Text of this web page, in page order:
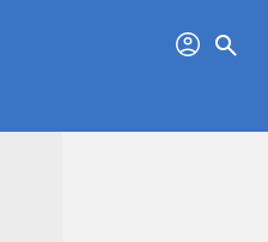
profil search